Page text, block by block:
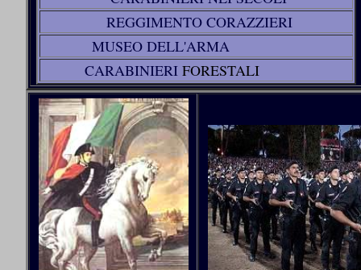
REGGIMENTO CORAZZIERI
MUSEO DELL'ARMA
CARABINIERI FORESTALI